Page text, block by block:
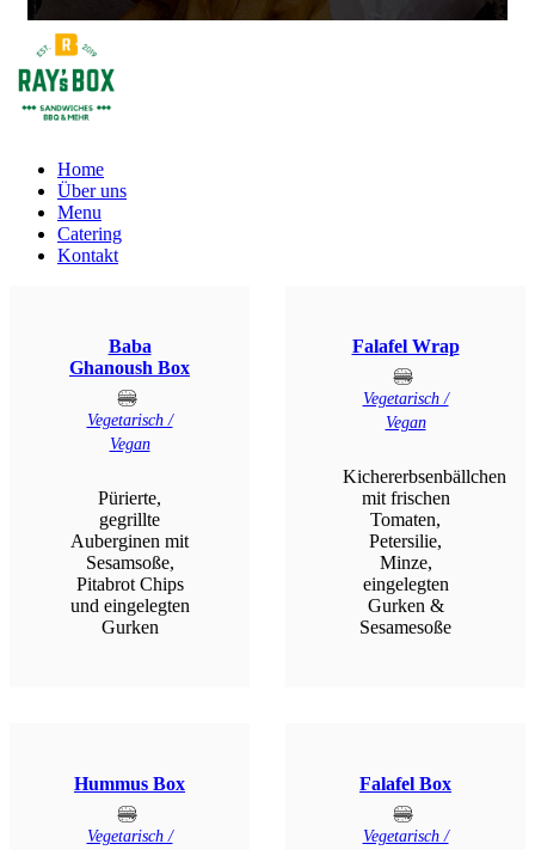
Home
Über uns
Menu
Catering
Kontakt
Baba
Ghanoush Box
Vegetarisch /
Vegan
Pürierte,
gegrillte
Auberginen mit
Sesamsoße,
Pitabrot Chips
und eingelegten
Gurken
Falafel Wrap
Vegetarisch /
Vegan
Kichererbsenbällchen
mit frischen
Tomaten,
Petersilie,
Minze,
eingelegten
Gurken &
Sesamesoße
Hummus Box
Vegetarisch /
Falafel Box
Vegetarisch /